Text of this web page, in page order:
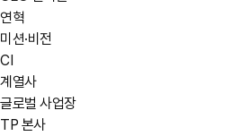
연혁
미션·비전
CI
계열사
글로벌 사업장
TP 본사